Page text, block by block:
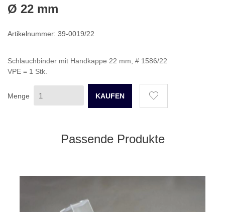
Ø 22 mm
Artikelnummer: 39-0019/22
Schlauchbinder mit Handkappe 22 mm, # 1586/22
VPE = 1 Stk.
Menge
Passende Produkte